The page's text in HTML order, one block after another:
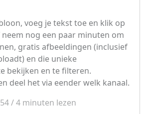
voeg je tekst toe en klik op
neem nog een paar minuten om
gratis afbeeldingen (inclusief
en die unieke
bekijken en te filteren.
deel het via eender welk kanaal.
/4 minuten lezen